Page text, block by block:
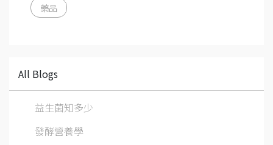
藥品
All Blogs
益生菌知多少
發酵營養學